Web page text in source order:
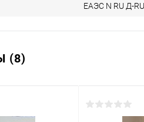
ЕАЭС N RU Д-
(8)